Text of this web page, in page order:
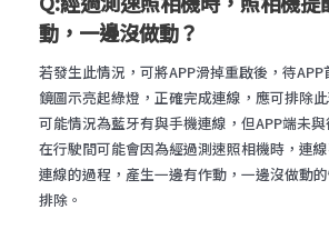
動，一邊沒做動？
若發生此情況，可將APP滑掉重啟後，待
鏡圖示亮起綠燈，正確完成連線，應可排除此
可能情況為藍牙有與手機連線，但APP端未
在行駛間可能會因為經過測速照相機時，連
連線的過程，產生一邊有作動，一邊沒做動
排除。